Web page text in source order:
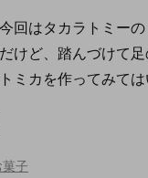
回はタカラトミー
けど、踏んづけて
ミカを作ってみては
子